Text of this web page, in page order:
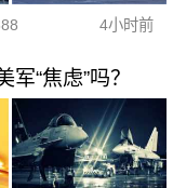
4小时前
“焦虑”吗？